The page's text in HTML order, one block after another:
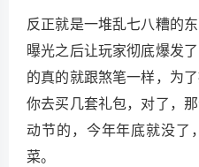
反正就是一堆乱七八糟的
曝光之后让玩家彻底爆发
的真的就跟煞笔一样，为
你去买几套礼包，对了，
动节的，今年年底就没了
菜。